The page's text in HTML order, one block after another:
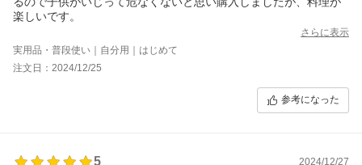
楽しいです。
さらに表示
実用品・普段使い｜自分用｜はじめて
注文日：2024/12/25
参考になった
5
2024/12/27